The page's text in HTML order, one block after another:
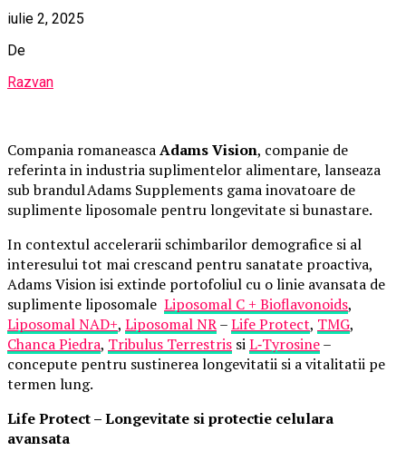
iulie 2, 2025
De
Razvan
Compania romaneascaAdams Vision, companie de
referinta in industria suplimentelor alimentare, lanseaza
sub brandul Adams Supplements gama inovatoare de
suplimente liposomale pentru longevitate si bunastare.
In contextul accelerarii schimbarilor demografice si al
interesului tot mai crescand pentru sanatate proactiva,
Adams Vision isi extinde portofoliul cu o linie avansata de
suplimente liposomale Liposomal C + Bioflavonoids,
Liposomal NAD+, Liposomal NR–Life Protect, TMG,
Chanca Piedra, Tribulus Terrestris siL‑Tyrosine–
concepute pentru sustinerea longevitatii si a vitalitatii pe
termen lung.
Life Protect – Longevitate si protectie celulara
avansata